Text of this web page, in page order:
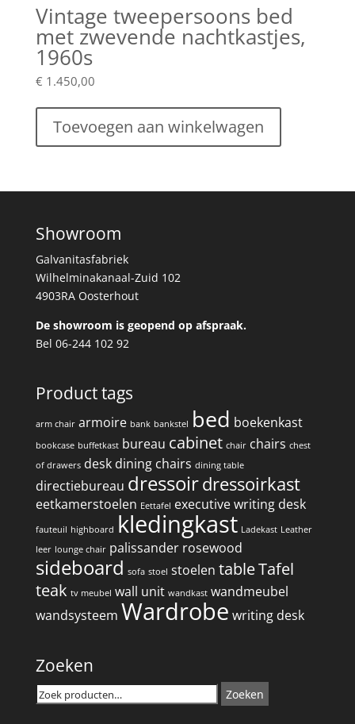
Vintage tweepersoons bed
met zwevende nachtkastjes,
1960s
€ 1.450,00
Toevoegen aan winkelwagen
Showroom
Galvanitasfabriek
Wilhelminakanaal-Zuid 102
4903RA Oosterhout
De showroom is geopend op afspraak.
Bel 06-244 102 92
Product tags
arm chair armoire bank bankstel bed boekenkast
bookcase buffetkast bureau cabinet chair chairs chest
of drawers desk dining chairs dining table
directiebureau dressoirdressoirkast
eetkamerstoelen Eettafel executive writing desk
fauteuil highboard kledingkast Ladekast Leather
leer lounge chair palissander rosewood
sideboard sofa stoel stoelen tableTafel
teak tv meubel wall unit wandkast wandmeubel
wandsysteem Wardrobe writing desk
Zoeken
Zoeken
naar:
Zoeken